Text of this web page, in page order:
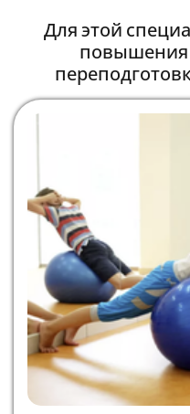
Для этой
повышения